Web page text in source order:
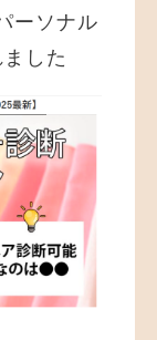
ーソナル
した